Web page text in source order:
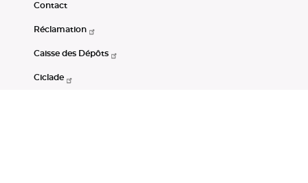
Contact
Réclamation
Caisse des Dépôts
Ciclade